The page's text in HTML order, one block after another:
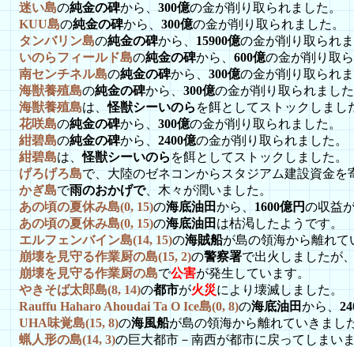
迷い島の純金の碑から、300億の金が削り取られました。
KUU島の純金の碑から、 300億の金が削り取られました。
タンバリン島の純金の碑から、 15900億の金が削り取られ
いのらフィールド島の純金の碑から、 600億の金が削り取
南センチネル島の純金の碑から、300億の金が削り取られ
海獣養殖島の純金の碑から、300億の金が削り取られまし
海獣養殖島は、怪獣シーいのらを餌としてストックしまし
花咲島の純金の碑から、 300億の金が削り取られました。
紺碧島の純金の碑から、 2400億の金が削り取られました。
紺碧島は、怪獣シーいのら を餌としてストックしました。
げろげろ島で、大陸のゼネコンからスタジアム建設資金
かぎ島で雨のおかげで、木々が潤いました。
あの頃の夏休み島(0, 15)の海底油田から、1600億円の収益
あの頃の夏休み島(0, 15)の海底油田 は枯渇したようです。
エルフェンバイン島(14, 15)の海賊船が島の領海から離れて
崩壊を見守る作業厨の島(15, 2)の警察署で出火しましたが
崩壊を見守る作業厨の島で公害が発生しています。
やきそば太郎島(8, 14)の都市が火災により壊滅しました。
Rauffu Haharo Ahoudai Ta O Ice島(0, 8)の海底油田から、
UHA味覚島(15, 8)の海風船が島の領海から離れていきまし
蝋人形の島(14, 3)の巨大都市－南西が都市に戻ってしまい